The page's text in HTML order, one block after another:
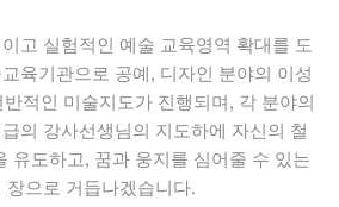
고 실험적인 예술 교육영역 확대를 도
육기관으로 공예, 디자인 분야의 이성
적인 미술지도가 진행되며, 각 분야의
의 강사선생님의 지도하에 자신의 철
유도하고, 꿈과 웅지를 심어줄 수 있는
장으로 거듭나겠습니다.